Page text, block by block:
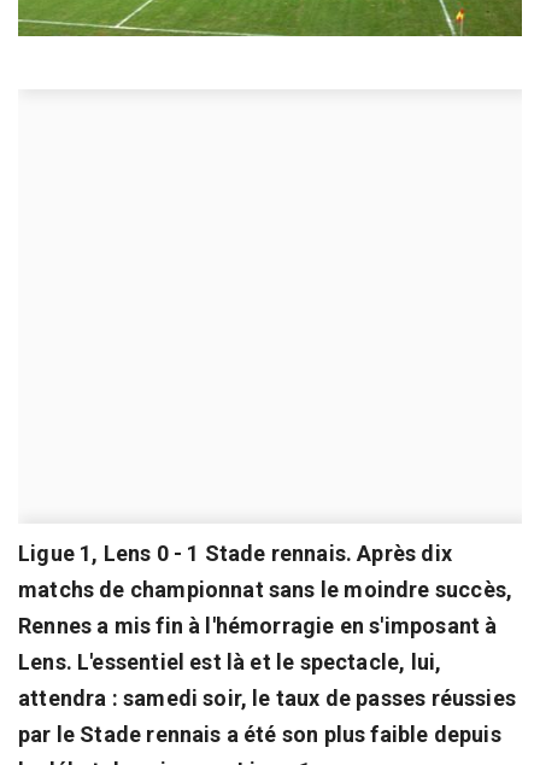
Ligue 1, Lens 0 - 1 Stade rennais. Après dix
matchs de championnat sans le moindre succès,
Rennes a mis fin à l'hémorragie en s'imposant à
Lens. L'essentiel est là et le spectacle, lui,
attendra : samedi soir, le taux de passes réussies
par le Stade rennais a été son plus faible depuis